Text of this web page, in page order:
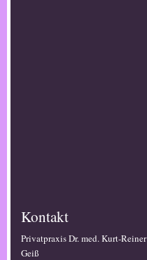
Kontakt
Privatpraxis Dr. med. Kurt-Reiner
Geiß